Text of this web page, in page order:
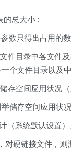
总大小：
只得出占用的数
目录中各文件及
个文件目录以及
空间应用状况（
存空间应用状况
系统默认设置）
硬链接文件，则